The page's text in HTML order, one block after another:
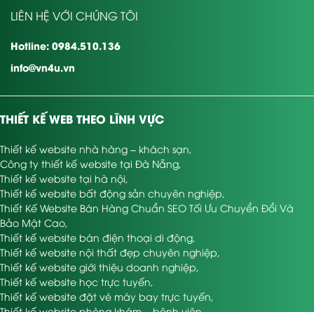
LIÊN HỆ VỚI CHÚNG TÔI
Hotline: 0984.510.136
info@vn4u.vn
THIẾT KẾ WEB THEO LĨNH VỰC
Thiết kế website nhà hàng – khách sạn,
Công ty thiết kế website tại Đà Nẵng,
Thiết kế website tại hà nội,
Thiết kế website bất động sản chuyên nghiệp,
Thiết Kế Website Bán Hàng Chuẩn SEO Tối Ưu Chuyển Đổi Và
Bảo Mật Cao,
Thiết kế website bán điện thoại di động,
Thiết kế website nội thất đẹp chuyên nghiệp,
Thiết kế website giới thiệu doanh nghiệp,
Thiết kế website học trực tuyến,
Thiết kế website đặt vé máy bay trực tuyến,